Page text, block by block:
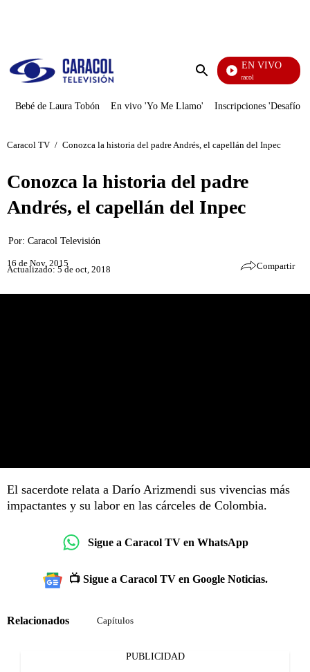
Enviar
EN VIVO
Noticias Caracol
Bebé de Laura Tobón En vivo 'Yo Me Llamo' Inscripciones 'Desafío'
Caracol TV / Conozca la historia del padre Andrés, el capellán del Inpec
Conozca la historia del padre
Andrés, el capellán del Inpec
Por: Caracol Televisión
16 de Nov, 2015
Actualizado: 5 de oct, 2018 Compartir
El sacerdote relata a Darío Arizmendi sus vivencias más
impactantes y su labor en las cárceles de Colombia.
Sigue a Caracol TV en WhatsApp
📺 Sigue a Caracol TV en Google Noticias.
Relacionados Capítulos
PUBLICIDAD